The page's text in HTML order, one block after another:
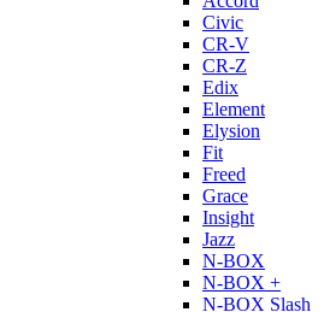
Civic
CR-V
CR-Z
Edix
Element
Elysion
Fit
Freed
Grace
Insight
Jazz
N-BOX
N-BOX +
N-BOX Slash